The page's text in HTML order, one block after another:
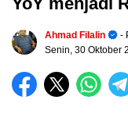
Ahmad Filalin
-
Senin, 30 Oktober